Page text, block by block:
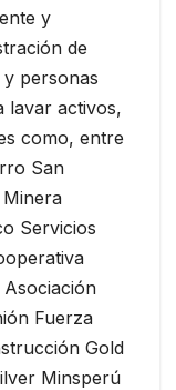
y
de
personas
lavar activos,
como, entre
San
Minera
Servicios
Asociación
Fuerza
Gold
Minsperú